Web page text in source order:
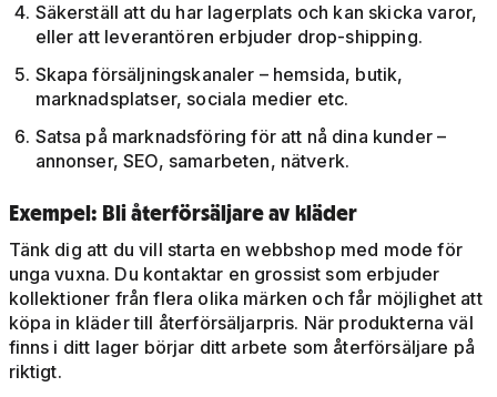
Säkerställ att du har lagerplats och kan skicka varor,
eller att leverantören erbjuder drop-shipping.
Skapa försäljningskanaler – hemsida, butik,
marknadsplatser, sociala medier etc.
Satsa på marknadsföring för att nå dina kunder –
annonser, SEO, samarbeten, nätverk.
Exempel: Bli återförsäljare av kläder
Tänk dig att du vill starta en webbshop med mode för
unga vuxna. Du kontaktar en grossist som erbjuder
kollektioner från flera olika märken och får möjlighet att
köpa in kläder till återförsäljarpris. När produkterna väl
finns i ditt lager börjar ditt arbete som återförsäljare på
riktigt.